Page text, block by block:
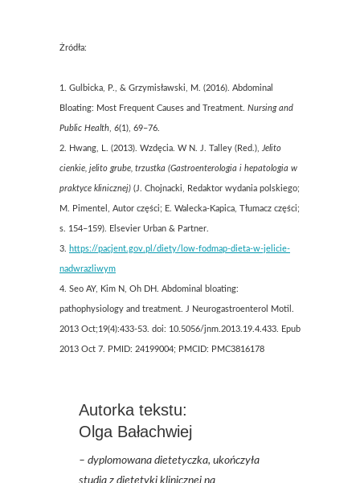
Żródła:
1. Gulbicka, P., & Grzymisławski, M. (2016). Abdominal
Bloating: Most Frequent Causes and Treatment. Nursing and
Public Health 6(1), 69–76.
2. Hwang, L. (2013). Wzdęcia. W N. J. Talley (Red.), Jelito
cienkie, jelito grube, trzustka (Gastroenterologia i hepatologia w
praktyce klinicznej) (J. Chojnacki, Redaktor wydania polskiego;
M. Pimentel, Autor części; E. Walecka-Kapica, Tłumacz części;
s. 154–159). Elsevier Urban & Partner.
3. https://pacjent.gov.pl/diety/low-fodmap-dieta-w-jelicie-
nadwrazliwym
4. Seo AY, Kim N, Oh DH. Abdominal bloating:
pathophysiology and treatment. J Neurogastroenterol Motil.
2013 Oct;19(4):433-53. doi: 10.5056/jnm.2013.19.4.433. Epub
2013 Oct 7. PMID: 24199004; PMCID: PMC3816178
Autorka tekstu:
Olga Bałachwiej
– dyplomowana dietetyczka, ukończyła
studia z dietetyki klinicznej na